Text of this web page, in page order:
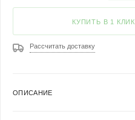
КУПИТЬ В 1 КЛИК
Рассчитать доставку
ОПИСАНИЕ